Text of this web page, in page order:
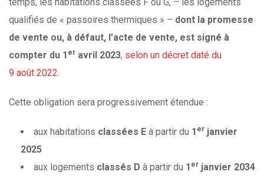
qualifiés de « passoires thermiques » – dont la promesse
de vente ou, à défaut, l’acte de vente, est signé à
compter du 1 er avril 2023, selon un décret daté du
9 août 2022.
Cette obligation sera progressivement étendue :
aux habitations classées E à partir du 1 er janvier
2025
aux logements classés D à partir du 1 er janvier 2034